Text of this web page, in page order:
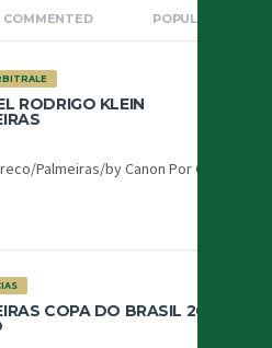
COMMENTED POPULAR
RODRIGO KLEIN
Palmeiras/by Canon Por Oiti...
COPA DO BRASIL 2026